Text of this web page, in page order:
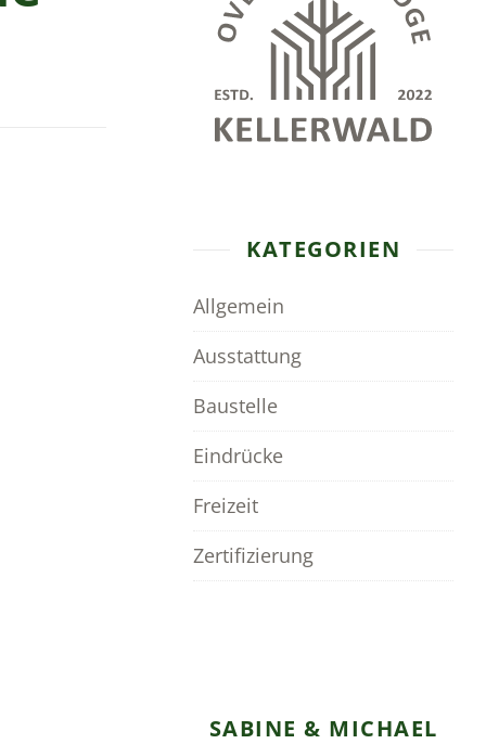
KATEGORIEN
Allgemein
Ausstattung
Baustelle
Eindrücke
Freizeit
Zertifizierung
SABINE & MICHAEL